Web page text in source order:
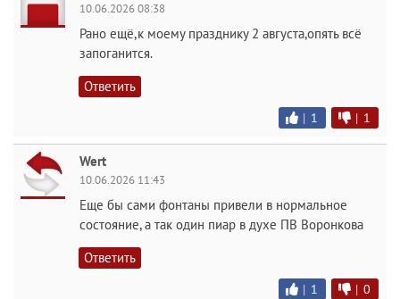
10.06.2026 08:38
Рано ещё,к моему празднику 2 августа,опять всё
запоганится.
Ответить
| 1 | 1
Wert
10.06.2026 11:43
Еще бы сами фонтаны привели в нормальное
состояние, а так один пиар в духе ПВ Воронкова
Ответить
| 1 | 0